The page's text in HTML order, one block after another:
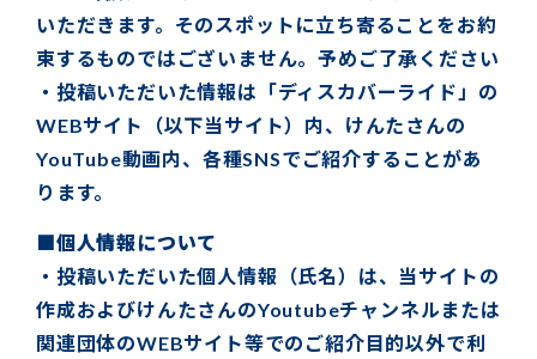
いただきます。そのスポットに立ち寄ることをお約
束するものではございません。予めご了承ください
・投稿いただいた情報は「ディスカバーライド」の
WEBサイト（以下当サイト）内、けんたさんの
YouTube動画内、各種SNSでご紹介することがあ
ります。
■個人情報について
・投稿いただいた個人情報（氏名）は、当サイトの
作成およびけんたさんのYoutubeチャンネルまたは
関連団体のWEBサイト等でのご紹介目的以外で利